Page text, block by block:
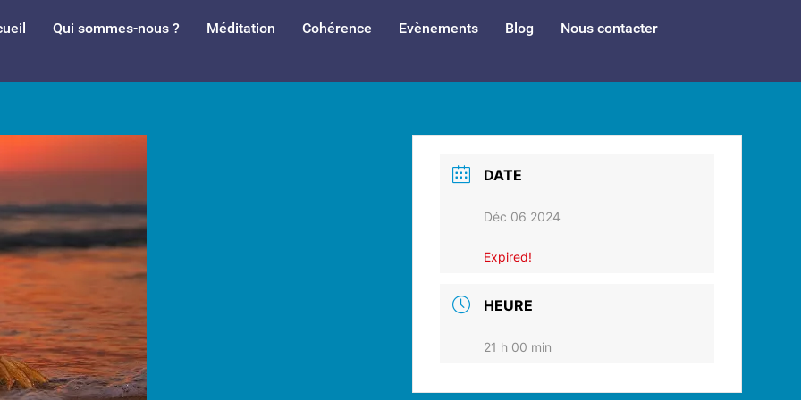
Qui sommes-nous ? Méditation Cohérence Evènements Blog Nous contacter
DATE
Déc 06 2024
Expired!
HEURE
21 h 00 min